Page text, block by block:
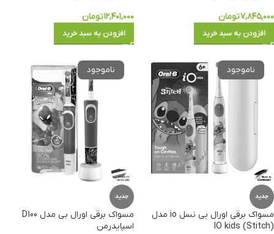
۷,۸۴۵,۰۰۰تومان
افزودن به سبد خرید
۱۲,۴۰۱,۰۰۰تومان
افزودن به سبد خرید
جدید
مسواک برقی اورال بی نسل io مدل
(Stitch) IO kids
جدید
مسواک برقی اورال بی مدل D100
اسپایدرمن